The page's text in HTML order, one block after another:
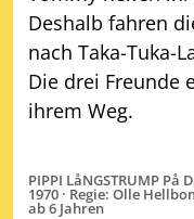
Deshalb fahren
nach Taka-Tuka-
Die drei Freunde
ihrem Weg.
PIPPI LåNGSTRUMP På
1970 · Regie: Olle
ab 6 Jahren